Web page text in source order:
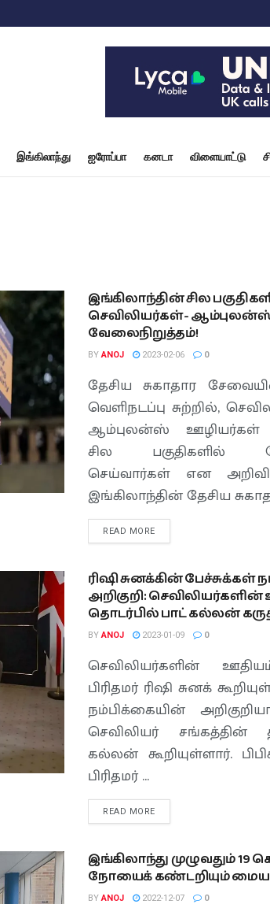
இங்கிலாந்து ஐரோப்பா கனடா விளையாட்டு
இங்கிலாந்தின் சில
செவிலியர்கள்-
வேலைநிறுத்தம்!
BY ANOJ 2023-02-06 0
தேசிய சுகாதார
வெளிநடப்பு சுற்றில்,
ஆம்புலன்ஸ் ஊழியர்கள்
சில பகுதிகளில்
செய்வார்கள் என
இங்கிலாந்தின் தேசிய
READ MORE
ரிஷி சுனக்கின் பேச்சுக்கள்
அறிகுறி:
தொடர்பில் பாட் கல்லன்
BY ANOJ 2023-01-09 0
செவிலியர்களின்
பிரிதமர் ரிஷி சுனக்
நம்பிக்கையின்
செவிலியர்
கல்லன் கூறியுள்ளார்.
பிரிதமர் ...
READ MORE
இங்கிலாந்து முழுவதும் 19
நோயைக் கண்டறியும்
BY ANOJ 2022-12-07 0